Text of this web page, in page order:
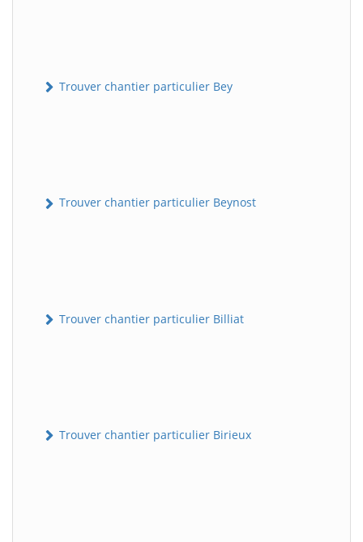
Trouver chantier particulier Bey
Trouver chantier particulier Beynost
Trouver chantier particulier Billiat
Trouver chantier particulier Birieux